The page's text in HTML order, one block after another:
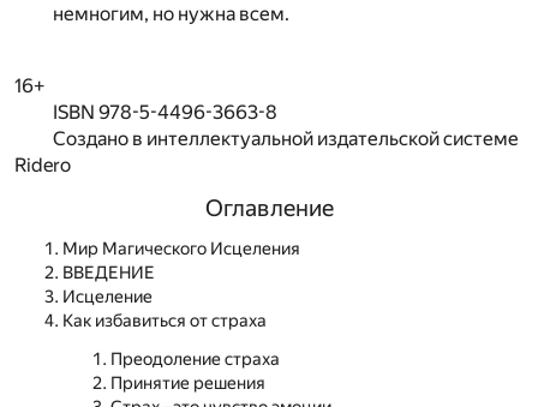
немногим, но нужна всем.
16+
ISBN 978-5-4496-3663-8
Создано в интеллектуальной издательской системе
Ridero
Оглавление
Мир Магического Исцеления
ВВЕДЕНИЕ
Исцеление
Как избавиться от страха
Преодоление страха
Принятие решения